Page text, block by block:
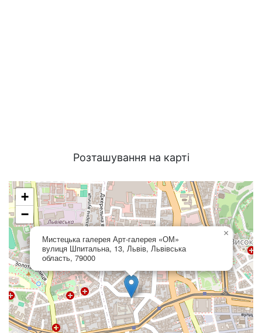
Розташування на карті
Мистецька галерея Арт-галерея «ОМ»
вулиця Шпитальна, 13, Львів, Львівська
область, 79000
×
+
−